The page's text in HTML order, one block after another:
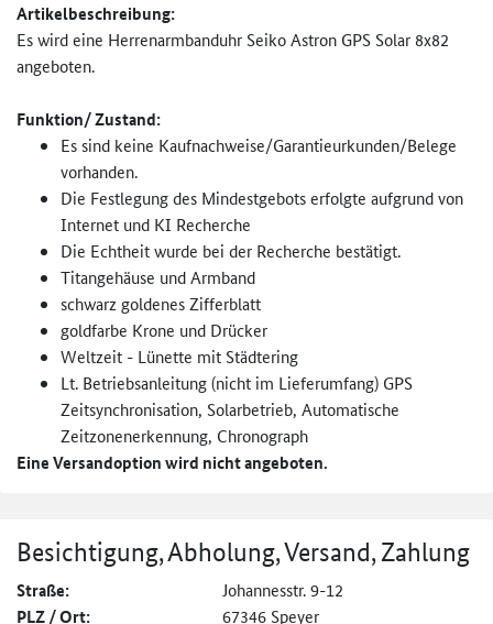
Artikelbeschreibung:
Es wird eine Herrenarmbanduhr Seiko Astron GPS Solar 8x82
angeboten.
Funktion/ Zustand:
Es sind keine Kaufnachweise/Garantieurkunden­/Belege
vorhanden.
Die Festlegung des Mindestgebots erfolgte aufgrund von
Internet und KI Recherche
Die Echtheit wurde bei der Recherche bestätigt.
Titangehäuse und Armband
schwarz goldenes Zifferblatt
goldfarbe Krone und Drücker
Weltzeit - Lünette mit Städtering
Lt. Betriebsanleitung (nicht im Lieferumfang) GPS
Zeitsynchronisation, Solarbetrieb, Automatische
Zeitzonenerkennung, Chronograph
Eine Versandoption wird nicht angeboten.
Besichtigung, Abholung, Versand, Zahlung
Straße: Johannesstr. 9-12
PLZ / Ort: 67346 Speyer